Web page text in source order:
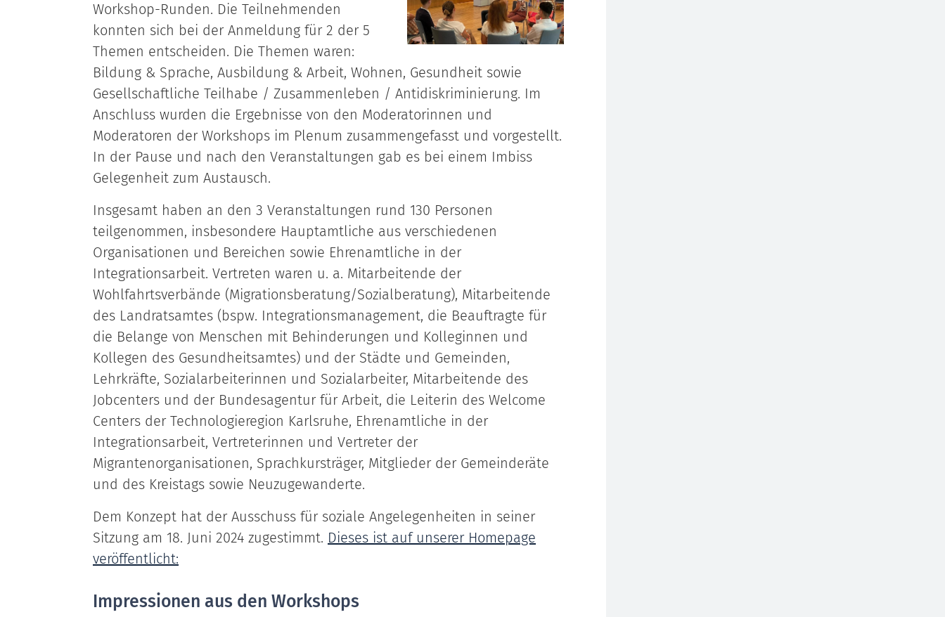
Workshop-Runden. Die Teilnehmenden
konnten sich bei der Anmeldung für 2 der 5
Themen entscheiden. Die Themen waren:
Bildung & Sprache, Ausbildung & Arbeit, Wohnen, Gesundheit sowie
Gesellschaftliche Teilhabe / Zusammenleben / Antidiskriminierung. Im
Anschluss wurden die Ergebnisse von den Moderatorinnen und
Moderatoren der Workshops im Plenum zusammengefasst und vorgestellt.
In der Pause und nach den Veranstaltungen gab es bei einem Imbiss
Gelegenheit zum Austausch.
Insgesamt haben an den 3 Veranstaltungen rund 130 Personen
teilgenommen, insbesondere Hauptamtliche aus verschiedenen
Organisationen und Bereichen sowie Ehrenamtliche in der
Integrationsarbeit. Vertreten waren u. a. Mitarbeitende der
Wohlfahrtsverbände (Migrationsberatung/Sozialberatung), Mitarbeitende
des Landratsamtes (bspw. Integrationsmanagement, die Beauftragte für
die Belange von Menschen mit Behinderungen und Kolleginnen und
Kollegen des Gesundheitsamtes) und der Städte und Gemeinden,
Lehrkräfte, Sozialarbeiterinnen und Sozialarbeiter, Mitarbeitende des
Jobcenters und der Bundesagentur für Arbeit, die Leiterin des Welcome
Centers der Technologieregion Karlsruhe, Ehrenamtliche in der
Integrationsarbeit, Vertreterinnen und Vertreter der
Migrantenorganisationen, Sprachkursträger, Mitglieder der Gemeinderäte
und des Kreistags sowie Neuzugewanderte.
Dem Konzept hat der Ausschuss für soziale Angelegenheiten in seiner
Sitzung am 18. Juni 2024 zugestimmt. Dieses ist auf unserer Homepage
veröffentlicht:
Impressionen aus den Workshops